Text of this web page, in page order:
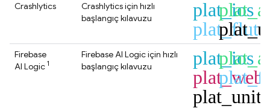
Crashlytics Crashlyticsiçin hızlı
başlangıç kılavuzu
plat_ios
Firebase
AI Logic 1
Firebase AI Logiciçin hızlı
başlangıç kılavuzu
plat_ios
plat_web